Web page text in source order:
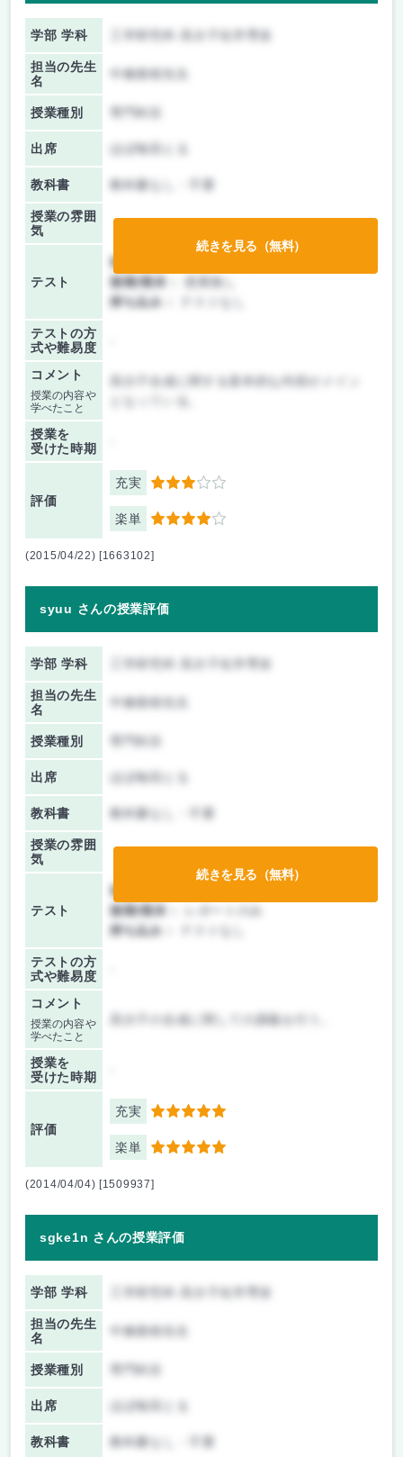
学部 学科
担当の先生
名
中條善樹先生
授業種別
出席 ほぼ毎回とる
教科書 教科書なし・不要
授業の雰囲
気
テスト
前期/中間：
後期/期末：
授業無し
持ち込み：
テストの方
式や難易度
コメント
授業の内容や
学べたこと
授業を
受けた時期
評価
充実 3
楽単 4
続きを見る（無料）
(2015/04/22) [1663102]
syuu さんの授業評価
学部 学科
担当の先生
名
中條善樹先生
授業種別
出席 ほぼ毎回とる
教科書 教科書なし・不要
授業の雰囲
気
テスト
前期/中間：
後期/期末：
持ち込み：
テストの方
式や難易度
コメント
授業の内容や
学べたこと
高分子の合成に関しての講義を行う。
授業を
受けた時期
評価
充実 5
楽単 5
続きを見る（無料）
(2014/04/04) [1509937]
sgke1n さんの授業評価
学部 学科
担当の先生
名
中條善樹先生
授業種別
出席 ほぼ毎回とる
教科書 教科書なし・不要